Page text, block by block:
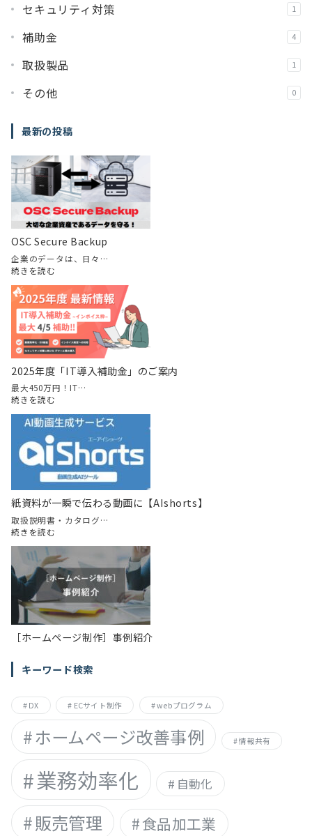
セキュリティ対策 1
補助金 4
取扱製品 1
その他 0
最新の投稿
OSC Secure Backup
企業のデータは、日々…
続きを読む
Secure
Backup
2025年度「IT導入補助金」のご案内
最大450万円！IT…
続きを読む
年
「IT
導
入
補
助
金」
の
内
紙資料が一瞬で伝わる動画に【AIshorts】
取扱説明書・カタログ…
続きを読む
資
料
が
一
瞬
で
伝
わ
画
【AIshorts】
［ホームページ制作］事例紹介
キーワード検索
DX ECサイト制作 webプログラム
ホームページ改善事例 情報共有
業務効率化 自動化
販売管理 食品加工業